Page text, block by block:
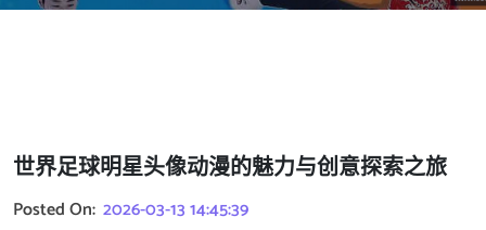
世界足球明星头像动漫的魅力与创意探索之旅
Posted On: 2026-03-13 14:45:39